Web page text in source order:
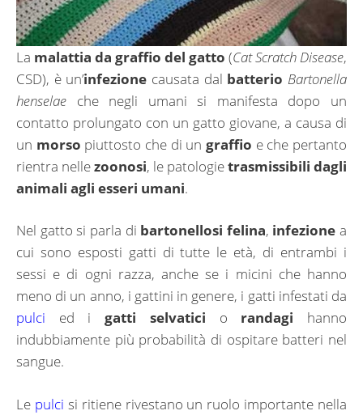
La malattia da graffio del gatto (Cat Scratch Disease,
CSD), è un’infezione causata dal batterio Bartonella
henselae che negli umani si manifesta dopo un
contatto prolungato con un gatto giovane, a causa di
un morso piuttosto che di ungraffio e che pertanto
rientra nellezoonosi, le patologietrasmissibili dagli
animali agli esseri umani.
Nel gatto si parla di bartonellosi felina, infezione a
cui sono esposti gatti di tutte le età, di entrambi i
sessi e di ogni razza, anche se i micini che hanno
meno di un anno, i gattini in genere, i gatti infestati da
pulci ed igatti selvatici o randagi hanno
indubbiamente più probabilità di ospitare batteri nel
sangue.
Le pulci si ritiene rivestano un ruolo importante nella